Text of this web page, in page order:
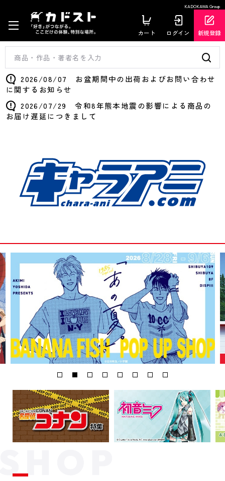
KADOKAWA Group
カート ログイン 新規登録
2026/08/07 お盆期間中の出荷およびお問い合わせ
に関するお知らせ
2026/07/29 令和8年熊本地震の影響による商品の
お届け遅延につきまして